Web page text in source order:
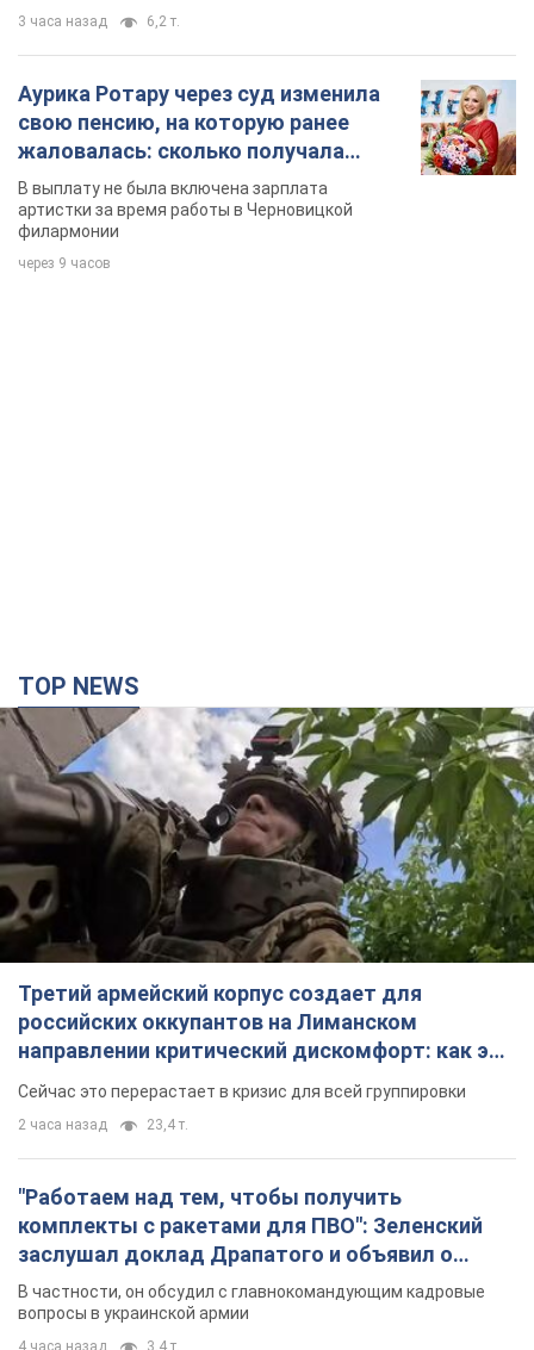
3 часа назад 6,2 т.
Аурика Ротару через суд изменила
свою пенсию, на которую ранее
жаловалась: сколько получала
певица
В выплату не была включена зарплата
артистки за время работы в Черновицкой
филармонии
через 9 часов
TOP NEWS
Третий армейский корпус создает для
российских оккупантов на Лиманском
направлении критический дискомфорт: как это
удалось
Сейчас это перерастает в кризис для всей группировки
2 часа назад 23,4 т.
"Работаем над тем, чтобы получить
комплекты с ракетами для ПВО": Зеленский
заслушал доклад Драпатого и объявил о
новых мерах
В частности, он обсудил с главнокомандующим кадровые
вопросы в украинской армии